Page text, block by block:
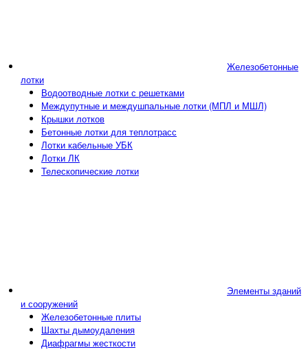
Железобетонные
лотки
Водоотводные лотки с решетками
Междупутные и междушпальные лотки (МПЛ и МШЛ)
Крышки лотков
Бетонные лотки для теплотрасс
Лотки кабельные УБК
Лотки ЛК
Телескопические лотки
Элементы зданий
и сооружений
Железобетонные плиты
Шахты дымоудаления
Диафрагмы жесткости